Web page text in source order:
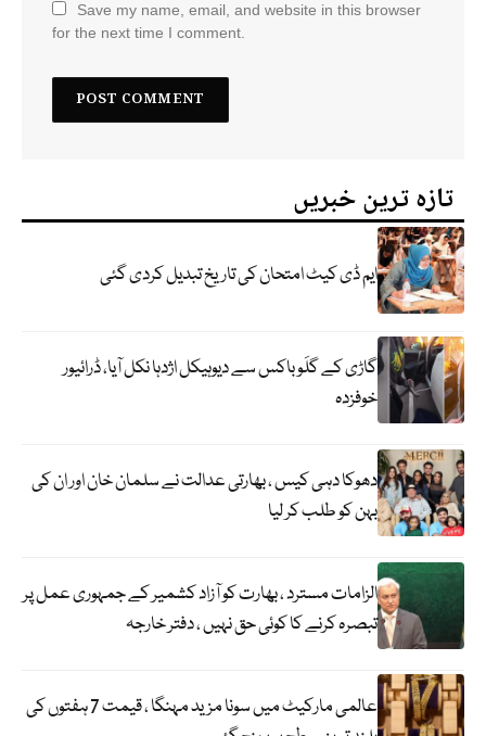
Save my name, email, and website in this browser
for the next time I comment.
تازہ ترین خبریں
ایم ڈی کیٹ امتحان کی تاریخ تبدیل کردی گئی
گاڑی کے گلَو باکس سے دیوہیکل اژدہا نکل آیا، ڈرائیور
خوفزدہ
دھوکا دہی کیس ، بھارتی عدالت نے سلمان خان اور ان کی
بہن کو طلب کر لیا
الزامات مسترد ، بھارت کو آزاد کشمیر کے جمہوری عمل پر
تبصرہ کرنے کا کوئی حق نہیں ، دفتر خارجہ
عالمی مارکیٹ میں سونا مزید مہنگا ، قیمت 7 ہفتوں کی